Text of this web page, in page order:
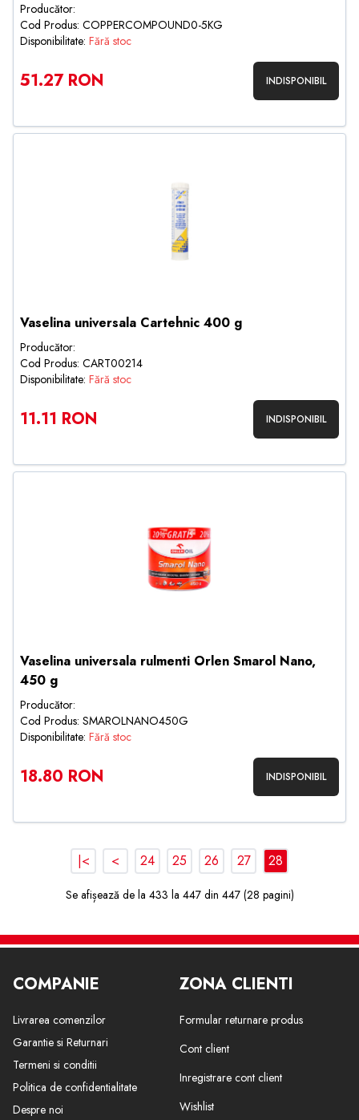
Producător:
Cod Produs: COPPERCOMPOUND0-5KG
Disponibilitate: Fără stoc
51.27 RON INDISPONIBIL
Vaselina universala Cartehnic 400 g
Producător:
Cod Produs: CART00214
Disponibilitate: Fără stoc
11.11 RON INDISPONIBIL
Vaselina universala rulmenti Orlen Smarol Nano,
450 g
Producător:
Cod Produs: SMAROLNANO450G
Disponibilitate: Fără stoc
18.80 RON INDISPONIBIL
|< < 24 25 26 27 28
Se afișează de la 433 la 447 din 447 (28 pagini)
COMPANIE
Livrarea comenzilor
Garantie si Returnari
Termeni si conditii
Politica de confidentialitate
Despre noi
ZONA CLIENTI
Formular returnare produs
Cont client
Inregistrare cont client
Wishlist